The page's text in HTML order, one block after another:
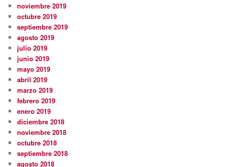
noviembre 2019
octubre 2019
septiembre 2019
agosto 2019
julio 2019
junio 2019
mayo 2019
abril 2019
marzo 2019
febrero 2019
enero 2019
diciembre 2018
noviembre 2018
octubre 2018
septiembre 2018
agosto 2018